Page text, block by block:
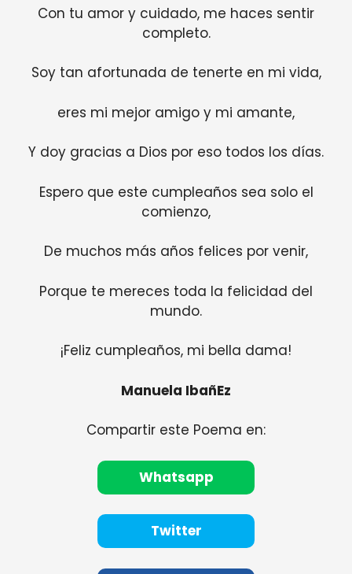
Con tu amor y cuidado, me haces sentir
completo.
Soy tan afortunada de tenerte en mi vida,
eres mi mejor amigo y mi amante,
Y doy gracias a Dios por eso todos los días.
Espero que este cumpleaños sea solo el
comienzo,
De muchos más años felices por venir,
Porque te mereces toda la felicidad del
mundo.
¡Feliz cumpleaños, mi bella dama!
Manuela IbañEz
Compartir este Poema en:
Whatsapp
Twitter